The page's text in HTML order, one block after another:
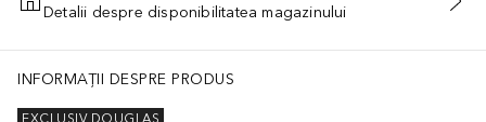
ADĂUGAȚI ÎN COŞ
Detalii despre disponibilitatea magazinului
INFORMAȚII DESPRE PRODUS